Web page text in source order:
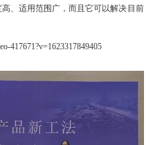
、适用范围广，而且它可以解决目前
417671?v=1623317849405